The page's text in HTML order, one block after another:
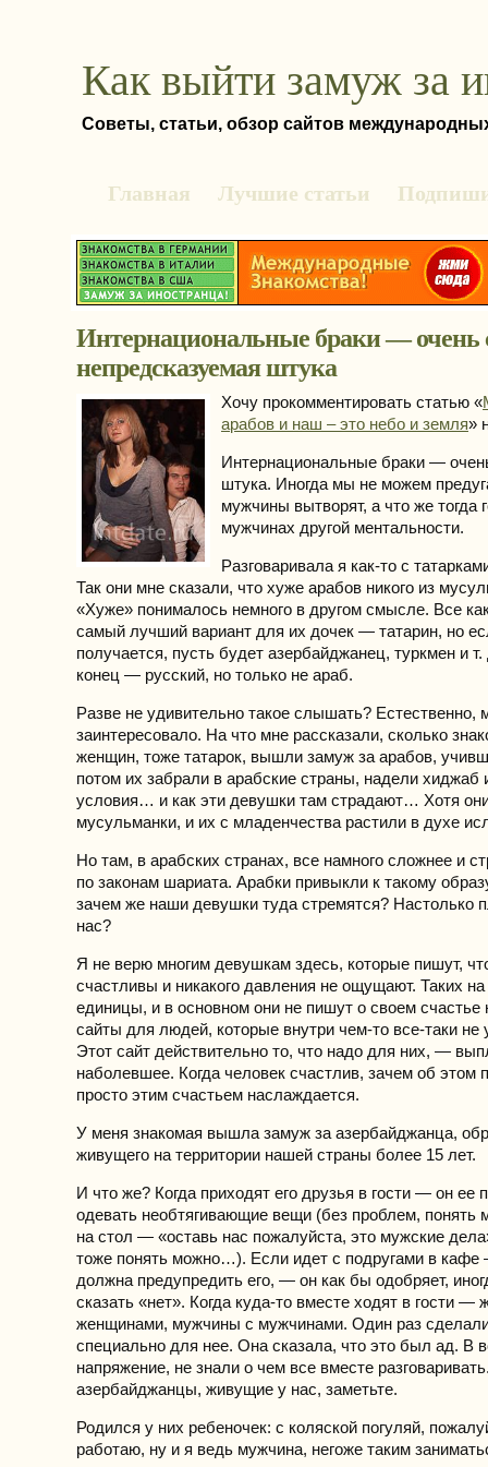
Как выйти замуж за
Советы, статьи, обзор сайтов
Главная Лучшие статьи
Интернациональные браки — очень
непредсказуемая штука
Хочу прокомментировать статью «
арабов и наш – это небо и земля»
Интернациональные браки —
штука. Иногда мы не можем
мужчины вытворят, а что же тогда
мужчинах другой ментальности.
Разговаривала я как-то с
Так они мне сказали, что хуже арабов никого из
«Хуже» понималось немного в другом смысле. Все
самый лучший вариант для их дочек — татарин, но
получается, пусть будет азербайджанец, туркмен и
конец — русский, но только не араб.
Разве не удивительно такое слышать? Естественно,
заинтересовало. На что мне рассказали, сколько
женщин, тоже татарок, вышли замуж за арабов,
потом их забрали в арабские страны, надели хиджаб
условия… и как эти девушки там страдают… Хотя
мусульманки, и их с младенчества растили в духе
Но там, в арабских странах, все намного сложнее и
по законам шариата. Арабки привыкли к такому
зачем же наши девушки туда стремятся? Настолько
нас?
Я не верю многим девушкам здесь, которые пишут,
счастливы и никакого давления не ощущают. Таких
единицы, и в основном они не пишут о своем счастье
сайты для людей, которые внутри чем-то все-таки не
Этот сайт действительно то, что надо для них, —
наболевшее. Когда человек счастлив, зачем об этом
просто этим счастьем наслаждается.
У меня знакомая вышла замуж за азербайджанца,
живущего на территории нашей страны более 15 лет.
И что же? Когда приходят его друзья в гости — он ее
одевать необтягивающие вещи (без проблем, понять
на стол — «оставь нас пожалуйста, это мужские
тоже понять можно…). Если идет с подругами в кафе
должна предупредить его, — он как бы одобряет,
сказать «нет». Когда куда-то вместе ходят в гости
женщинами, мужчины с мужчинами. Один раз
специально для нее. Она сказала, что это был ад. В
напряжение, не знали о чем все вместе
азербайджанцы, живущие у нас, заметьте.
Родился у них ребеночек: с коляской погуляй,
работаю, ну и я ведь мужчина, негоже таким